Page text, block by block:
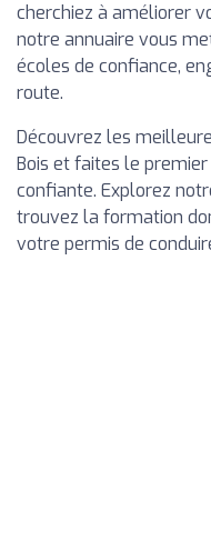
cherchiez à améliorer
notre annuaire vous
écoles de confiance,
route.
Découvrez les
Bois et faites le
confiante. Explorez
trouvez la formation
votre permis de